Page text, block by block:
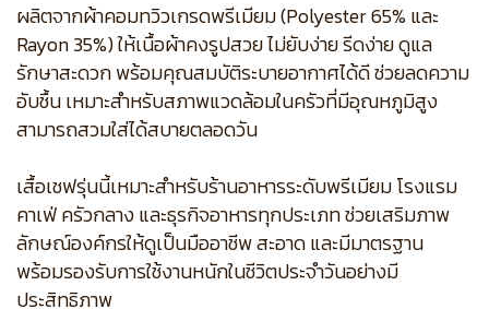
ผลิตจากผ้าคอมทวิวเกรดพรีเมียม (Polyester 65% และ
Rayon 35%) ให้เนื้อผ้าคงรูปสวย ไม่ยับง่าย รีดง่าย ดูแล
รักษาสะดวก พร้อมคุณสมบัติระบายอากาศได้ดี ช่วยลดความ
อับชื้น เหมาะสำหรับสภาพแวดล้อมในครัวที่มีอุณหภูมิสูง
สามารถสวมใส่ได้สบายตลอดวัน
เสื้อเชฟรุ่นนี้เหมาะสำหรับร้านอาหารระดับพรีเมียม โรงแรม
คาเฟ่ ครัวกลาง และธุรกิจอาหารทุกประเภท ช่วยเสริมภาพ
ลักษณ์องค์กรให้ดูเป็นมืออาชีพ สะอาด และมีมาตรฐาน
พร้อมรองรับการใช้งานหนักในชีวิตประจำวันอย่างมี
ประสิทธิภาพ